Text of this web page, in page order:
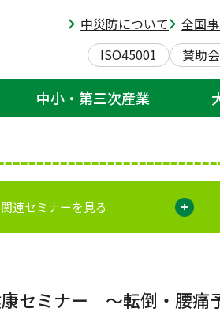
中災防について 全国
ISO45001 賛助
中小・第三次産業
ミナー・研修会
関連セミナーを見る
セミナー ～転倒・腰痛